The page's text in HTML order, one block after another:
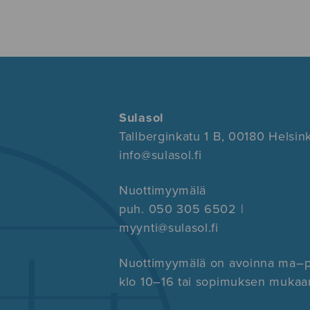
Sulasol
Tallberginkatu 1 B, 00180
info@sulasol.fi
Nuottimyymälä
puh. 050 305 6502 |
myynti@sulasol.fi
Nuottimyymälä on avoinna
klo 10–16 tai sopimuksen